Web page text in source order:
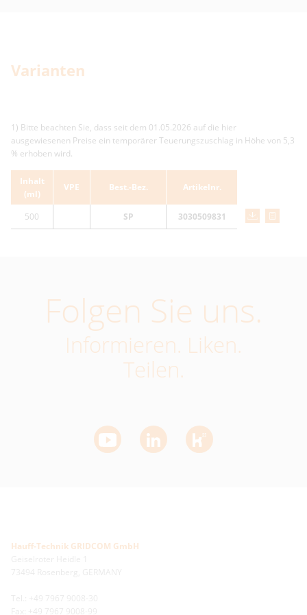
Varianten
1) Bitte beachten Sie, dass seit dem 01.05.2026 auf die hier
ausgewiesenen Preise ein temporärer Teuerungszuschlag in Höhe von 5,3
% erhoben wird.
Inhalt
(ml)
VPE Best.-Bez. Artikelnr.
500 SP 3030509831
Folgen Sie uns.
Informieren. Liken.
Teilen.
Hauff-Technik GRIDCOM GmbH